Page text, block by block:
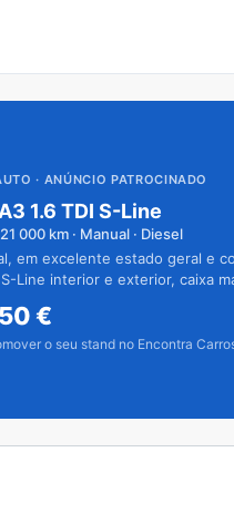
· ANÚNCIO PATROCINADO
1.6 TDI S-Line
000 km · Manual · Diesel
em excelente estado geral e
Line interior e exterior, caixa
€
o seu stand no Encontra